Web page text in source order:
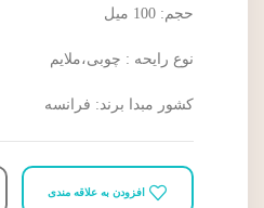
حجم: 100 میل
نوع رایحه : چوبی،ملایم
کشور مبدا برند: فرانسه
افزودن به علاقه مندی